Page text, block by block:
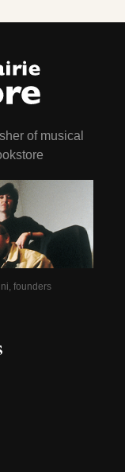
of musical
founders